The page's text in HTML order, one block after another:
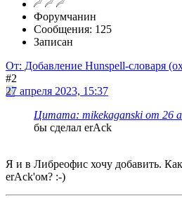
Форумчанин
Сообщения: 125
Записан
От: Добавление Hunspell-словаря
#2
27 апреля 2023, 15:37
Цитата: mikekaganski от 26
бы сделал erAck
Я и в Либреофис хочу добавить.
erAck'ом? :-)